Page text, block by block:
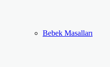
Bebek Masalları